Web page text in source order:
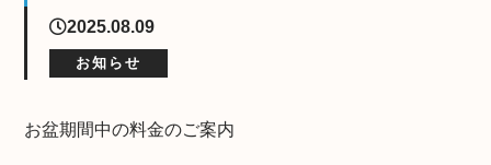
2025.08.09
お知らせ
お盆期間中の料金のご案内